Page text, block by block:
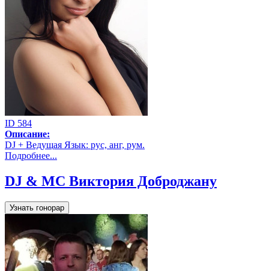
ID 584
Описание:
DJ + Ведущая Язык: рус, анг, рум.
Подробнее...
DJ & MC Виктория Доброджану
Узнать гонорар